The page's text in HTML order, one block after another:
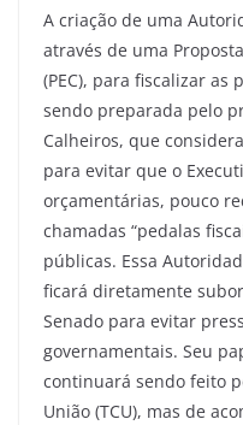
A criação de uma
através de uma
(PEC), para fiscalizar as
sendo preparada pelo
Calheiros, que
para evitar que o
orçamentárias, pouco
chamadas “pedalas
públicas. Essa
ficará diretamente
Senado para evitar
governamentais. Seu
continuará sendo feito
União (TCU), mas de